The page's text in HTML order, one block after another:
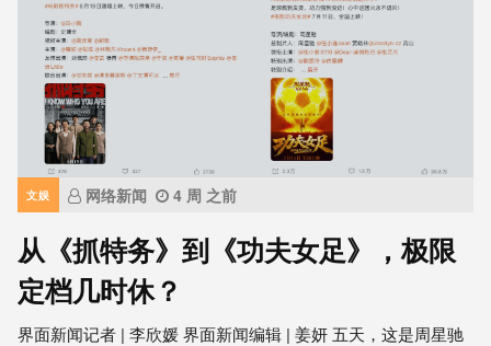
文娱 网络新闻 4 周 之前
从《抓特务》到《功夫女足》，极限
定档几时休？
界面新闻记者 | 李欣媛 界面新闻编辑 | 姜妍 五天，这是周星驰